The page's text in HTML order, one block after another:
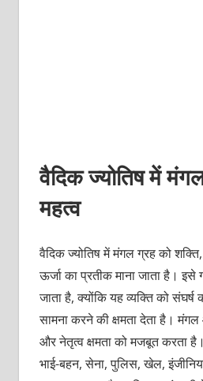
वैदिक ज्योतिष में
महत्व
वैदिक ज्योतिष में मंगल ग्रह को
ऊर्जा का प्रतीक माना जाता है। इसे
जाता है, क्योंकि यह व्यक्ति को
सामना करने की क्षमता देता है।
और नेतृत्व क्षमता को मजबूत करता
भाई-बहन, सेना, पुलिस, खेल,